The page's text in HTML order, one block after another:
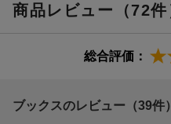
商品レビュー（72件
総合評価：
ブックスのレビュー（39件）